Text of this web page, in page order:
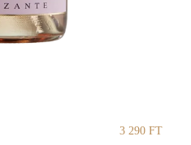
3 290 FT